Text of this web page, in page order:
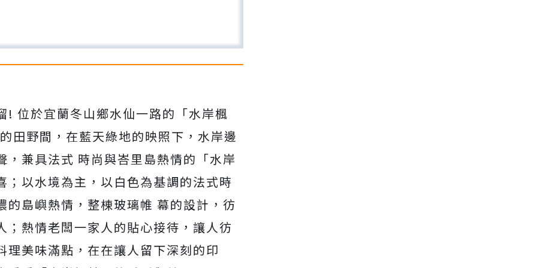
! 位於宜蘭冬山鄉水仙一路的「水岸楓
田野間，在藍天綠地的映照下，水岸邊
兼具法式 時尚與峇里島熱情的「水岸
以水境為主，以白色為基調的法式時
島嶼熱情，整棟玻璃帷 幕的設計，彷
熱情老闆一家人的貼心接待，讓人彷
美味滿點，在在讓人留下深刻的印